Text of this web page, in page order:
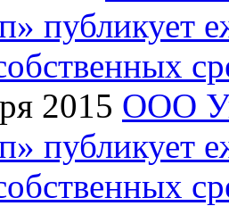
публикует
2015 ООО
публикует